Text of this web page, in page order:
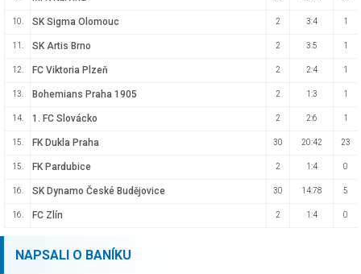
10. SK Sigma Olomouc 2 3:4 1
11. SK Artis Brno 2 3:5 1
12. FC Viktoria Plzeň 2 2:4 1
13. Bohemians Praha 1905 2 1:3 1
14. 1. FC Slovácko 2 2:6 1
15. FK Dukla Praha 30 20:42 23
15. FK Pardubice 2 1:4 0
16. SK Dynamo České Budějovice 30 14:78 5
16. FC Zlín 2 1:4 0
NAPSALI O BANÍKU